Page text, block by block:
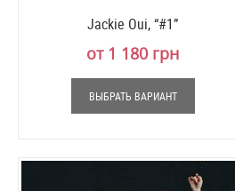
Jackie Oui, “#1”
от 1 180 грн
ВЫБРАТЬ ВАРИАНТ